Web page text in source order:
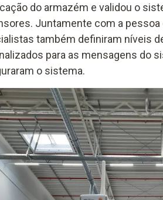
do armazém e validou o
Juntamente com a
também definiram níveis
para as mensagens do
o sistema.